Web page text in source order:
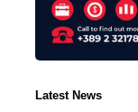
Latest News